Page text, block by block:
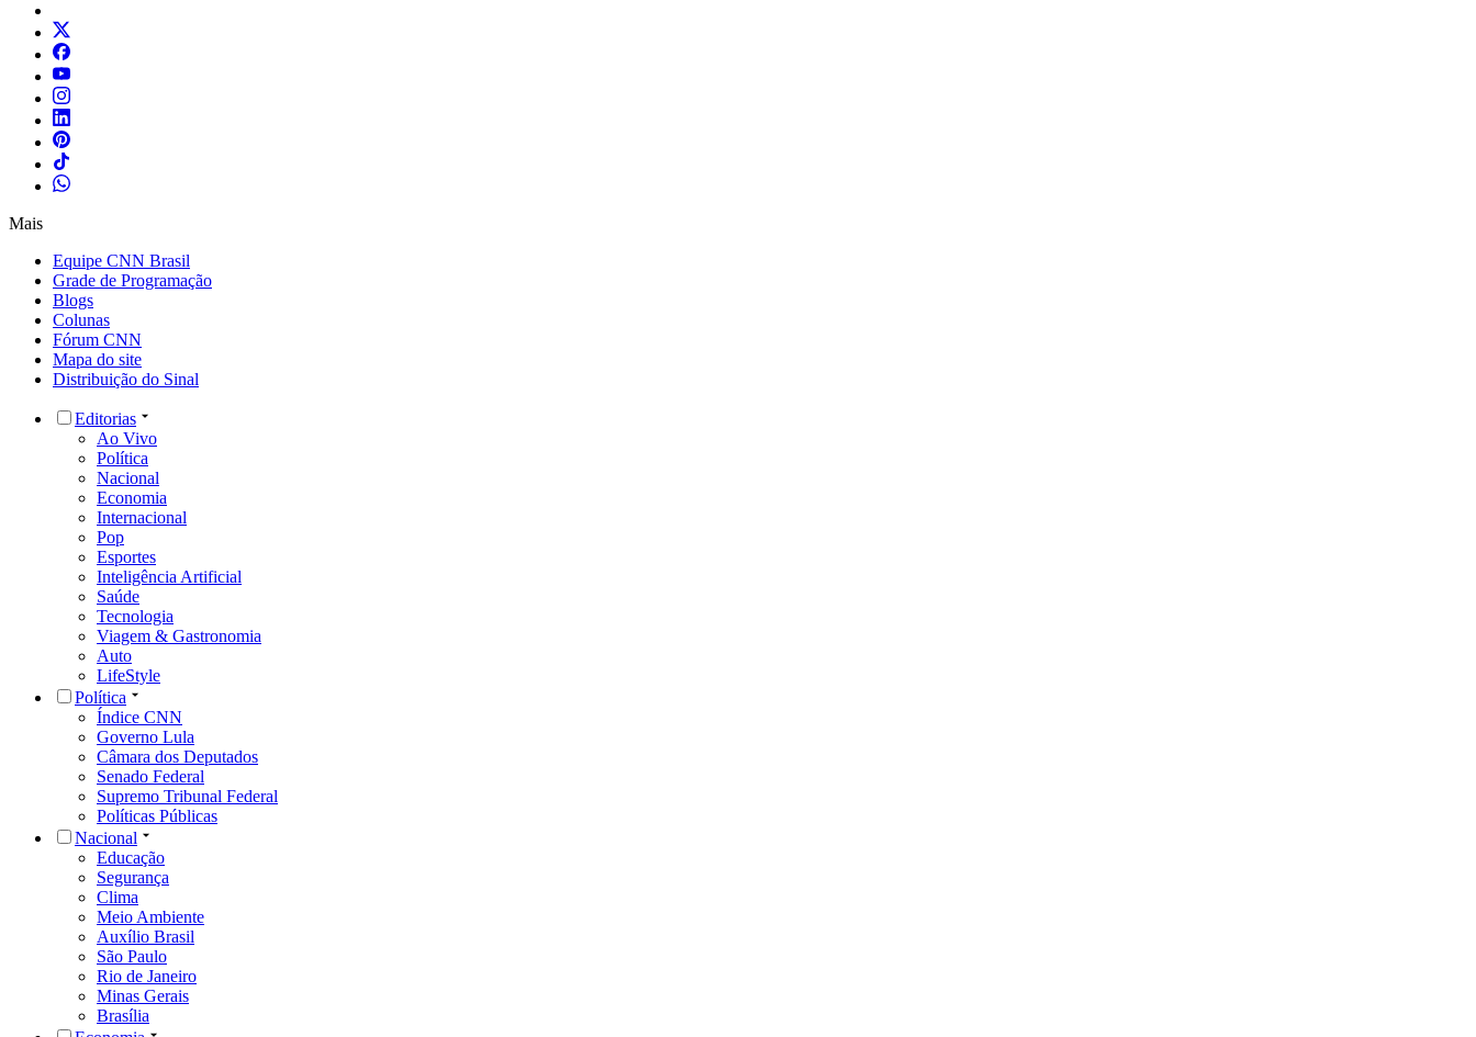
Mais
Equipe CNN Brasil
Grade de Programação
Blogs
Colunas
Fórum CNN
Mapa do site
Distribuição do Sinal
Editorias
Ao Vivo
Política
Nacional
Economia
Internacional
Pop
Esportes
Inteligência Artificial
Saúde
Tecnologia
Viagem & Gastronomia
Auto
LifeStyle
Política
Índice CNN
Governo Lula
Câmara dos Deputados
Senado Federal
Supremo Tribunal Federal
Políticas Públicas
Nacional
Educação
Segurança
Clima
Meio Ambiente
Auxílio Brasil
São Paulo
Rio de Janeiro
Minas Gerais
Brasília